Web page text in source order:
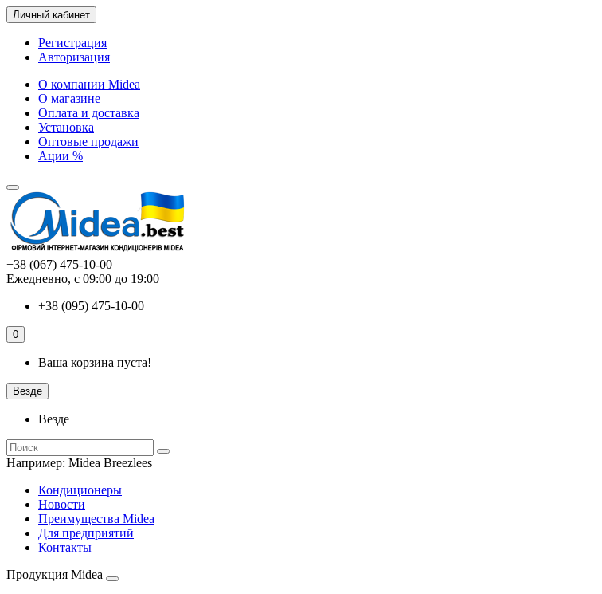
Личный кабинет
Регистрация
Авторизация
О компании Midea
О магазине
Оплата и доставка
Установка
Оптовые продажи
Ации %
+38 (067) 475-10-00
Ежедневно, с 09:00 до 19:00
+38 (095) 475-10-00
0
Ваша корзина пуста!
Везде
Везде
Например: Midea Breezlees
Кондиционеры
Новости
Преимущества Midea
Для предприятий
Контакты
Продукция Midea